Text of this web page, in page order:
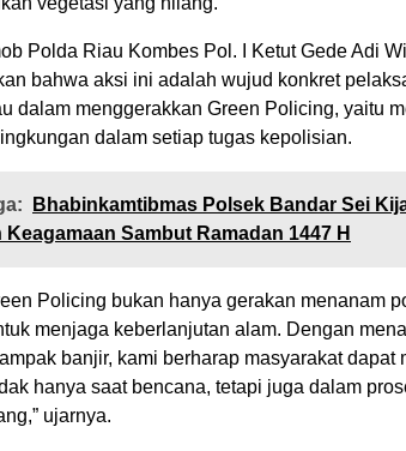
Polda Riau Kombes Pol. I Ketut Gede Adi
bahwa aksi ini adalah wujud konkret
dalam menggerakkan Green Policing, yaitu
dalam setiap tugas kepolisian.
Bhabinkamtibmas Polsek Bandar Sei
Keagamaan Sambut Ramadan 1447 H
Policing bukan hanya gerakan menanam
menjaga keberlanjutan alam. Dengan
banjir, kami berharap masyarakat dapat
hanya saat bencana, tetapi juga dalam
ujarnya.